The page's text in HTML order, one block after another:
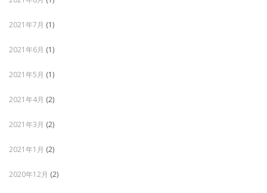
2021年7月 (1)
2021年6月 (1)
2021年5月 (1)
2021年4月 (2)
2021年3月 (2)
2021年1月 (2)
2020年12月 (2)